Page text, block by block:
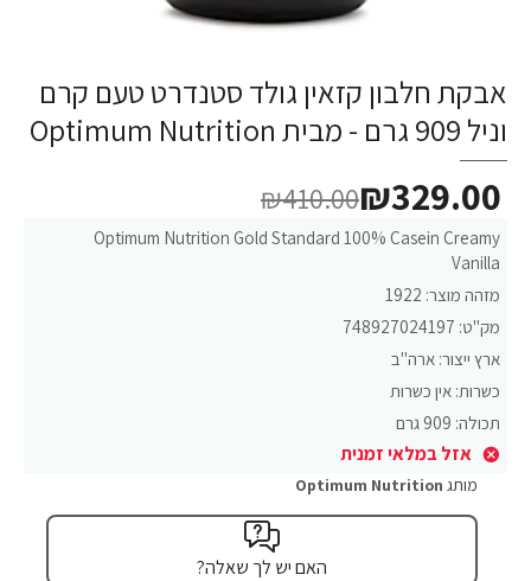
-20%
אבקת חלבון קזאין גולד סטנדרט טעם קרם
וניל 909 גרם - מבית Optimum Nutrition
Optimum Nutrition Gold Standard 100% Casein Creamy
Vanilla
מזהה מוצר: 1922
מק"ט: 748927024197
ארץ ייצור: ארה"ב
כשרות: אין כשרות
תכולה: 909 גרם
אזל במלאי זמנית
₪329.00
₪410.00
מותג Optimum Nutrition
האם יש לך שאלה?